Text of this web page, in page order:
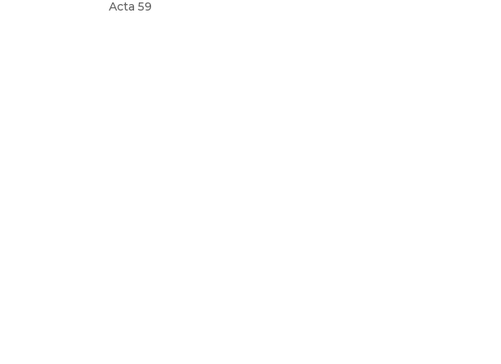
Acta 59